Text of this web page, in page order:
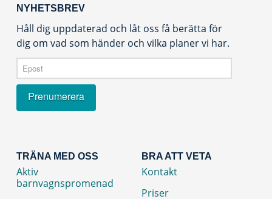
NYHETSBREV
Håll dig uppdaterad och låt oss få berätta för
dig om vad som händer och vilka planer vi har.
TRÄNA MED OSS
Aktiv
barnvagnspromenad
BRA ATT VETA
Kontakt
Priser